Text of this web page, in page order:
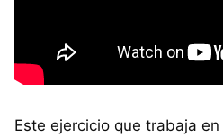
Este ejercicio que trabaja